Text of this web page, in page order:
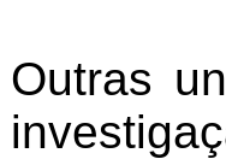
Outras